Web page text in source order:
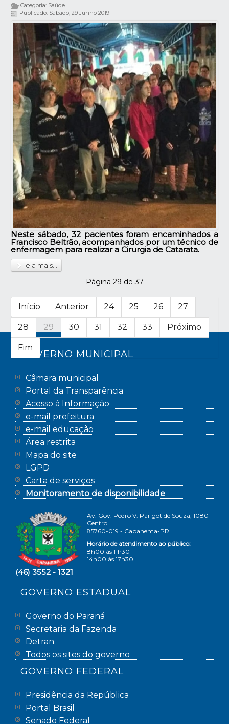
Categoria: Saúde
Publicado: Sábado, 29 Junho 2019
Neste sábado, 32 pacientes foram encaminhados a
Francisco Beltrão, acompanhados por um técnico de
enfermagem para realizar a Cirurgia de Catarata.
leia mais...
Página 29 de 37
Início Anterior 24 25 26 27
28 29 30 31 32 33 Próximo
Fim
GOVERNO MUNICIPAL
Câmara municipal
Portal da Transparência
Acesso à Informação
e-mail prefeitura
e-mail educação
Área restrita
Mapa do site
LGPD
Carta de serviços
Monitoramento de disponibilidade
Av. Gov. Pedro V. Parigot de Souza, 1080
Centro
85760-019 - Capanema-PR
Horário de atendimento ao público:
8h00 às 11h30
14h00 às 17h30
(46) 3552 - 1321
GOVERNO ESTADUAL
Governo do Paraná
Secretaria da Fazenda
Detran
Todos os sites do governo
GOVERNO FEDERAL
Presidência da República
Portal Brasil
Senado Federal